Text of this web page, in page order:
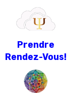
Prendre
Rendez-Vous!